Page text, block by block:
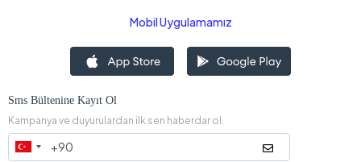
Mobil Uygulamamız
Sms Bültenine Kayıt Ol
Kampanya ve duyurulardan ilk sen haberdar ol.